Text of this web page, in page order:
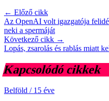
← Előző cikk
Az OpenAI volt igazgatója
neki a spermáját
Következő cikk →
Lopás, zsarolás és rablás miatt
Kapcsolódó cikkek
Belföld / 15 éve